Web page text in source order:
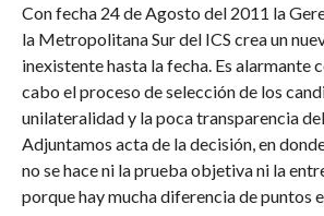
Con fecha 24 de Agosto del 2011 la
la Metropolitana Sur del ICS crea un
inexistente hasta la fecha. Es alarmante
cabo el proceso de selección de los
unilateralidad y la poca transparencia
Adjuntamos acta de la decisión, en
no se hace ni la prueba objetiva ni la
porque hay mucha diferencia de puntos